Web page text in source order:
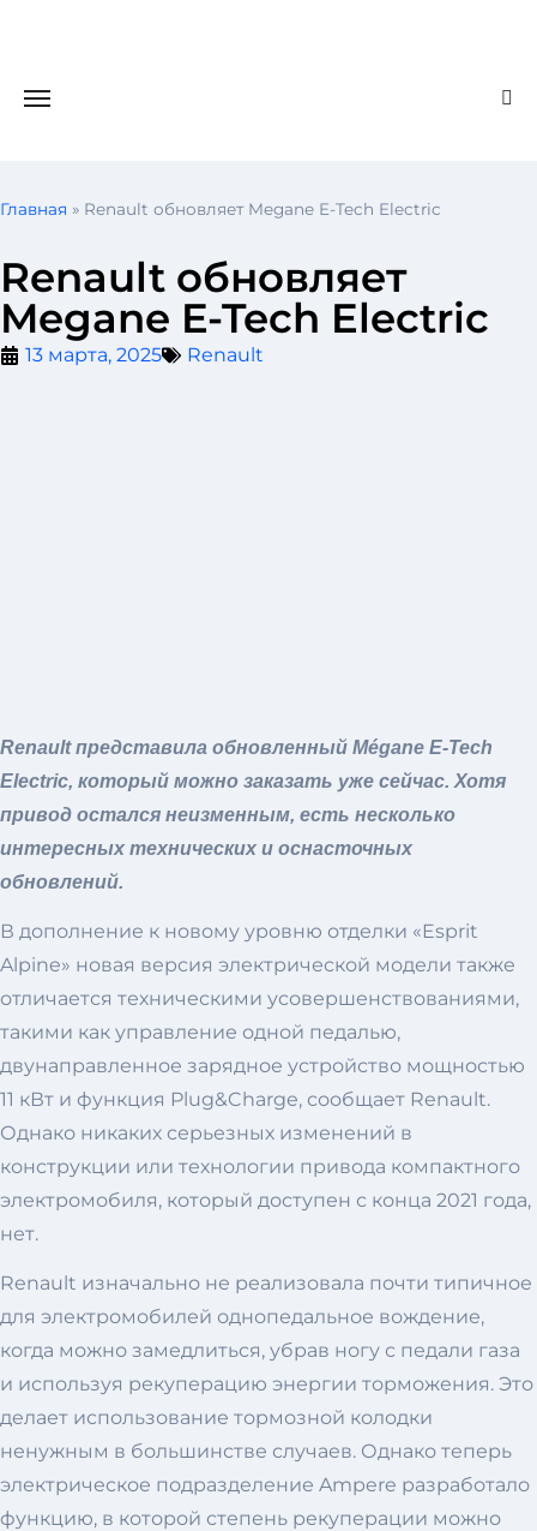
Главная » Renault обновляет Megane E-Tech Electric
Renault обновляет
Megane E-Tech Electric
13 марта, 2025 Renault
Renault представила обновленный Mégane E-Tech
Electric, который можно заказать уже сейчас. Хотя
привод остался неизменным, есть несколько
интересных технических и оснасточных
обновлений.
В дополнение к новому уровню отделки «Esprit
Alpine» новая версия электрической модели также
отличается техническими усовершенствованиями,
такими как управление одной педалью,
двунаправленное зарядное устройство мощностью
11 кВт и функция Plug&Charge, сообщает Renault.
Однако никаких серьезных изменений в
конструкции или технологии привода компактного
электромобиля, который доступен с конца 2021 года,
нет.
Renault изначально не реализовала почти типичное
для электромобилей однопедальное вождение,
когда можно замедлиться, убрав ногу с педали газа
и используя рекуперацию энергии торможения. Это
делает использование тормозной колодки
ненужным в большинстве случаев. Однако теперь
электрическое подразделение Ampere разработало
функцию, в которой степень рекуперации можно